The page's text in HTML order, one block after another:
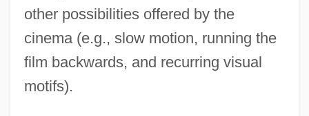
other possibilities offered by the
cinema (e.g., slow motion, running the
film backwards, and recurring visual
motifs).